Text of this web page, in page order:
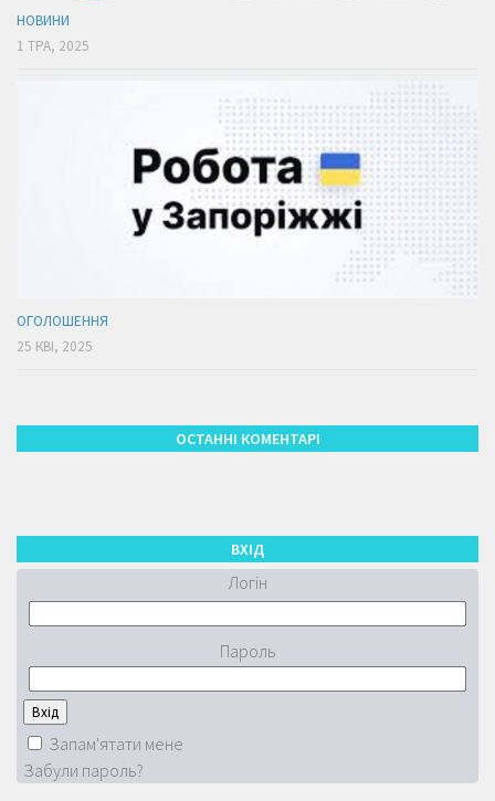
НОВИНИ
1 ТРА, 2025
ОГОЛОШЕННЯ
25 КВІ, 2025
ОСТАННІ КОМЕНТАРІ
ВХІД
Логін
Пароль
Запам'ятати мене
Забули пароль?